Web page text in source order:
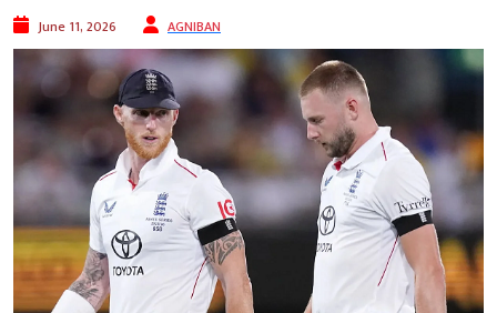
June 11, 2026 AGNIBAN